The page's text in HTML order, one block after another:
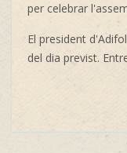
per celebrar
El president
del dia previst.